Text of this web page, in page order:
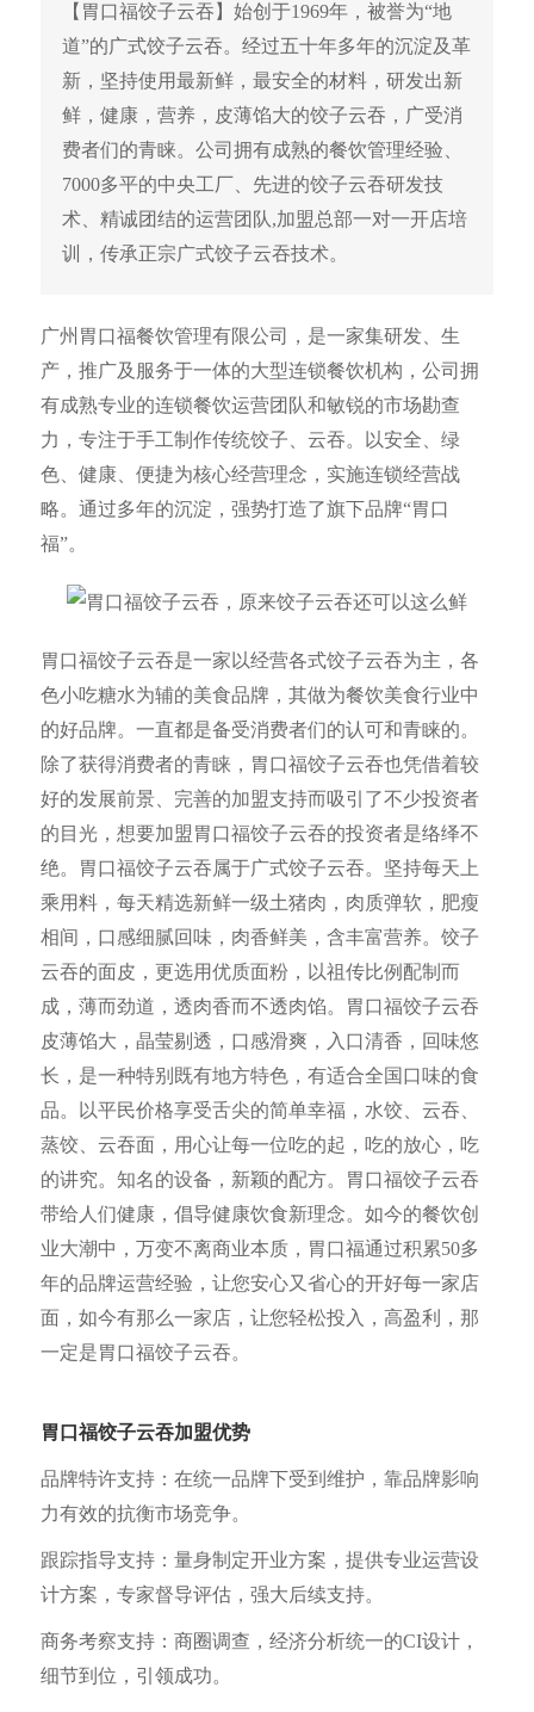
【胃口福饺子云吞】始创于1969年，被誉为“地
道”的广式饺子云吞。经过五十年多年的沉淀及革
新，坚持使用最新鲜，最安全的材料，研发出新
鲜，健康，营养，皮薄馅大的饺子云吞，广受消
费者们的青睐。公司拥有成熟的餐饮管理经验、
7000多平的中央工厂、先进的饺子云吞研发技
术、精诚团结的运营团队,加盟总部一对一开店培
训，传承正宗广式饺子云吞技术。
广州胃口福餐饮管理有限公司，是一家集研发、生
产，推广及服务于一体的大型连锁餐饮机构，公司拥
有成熟专业的连锁餐饮运营团队和敏锐的市场勘查
力，专注于手工制作传统饺子、云吞。以安全、绿
色、健康、便捷为核心经营理念，实施连锁经营战
略。通过多年的沉淀，强势打造了旗下品牌“胃口
福”。
胃口福饺子云吞是一家以经营各式饺子云吞为主，各
色小吃糖水为辅的美食品牌，其做为餐饮美食行业中
的好品牌。一直都是备受消费者们的认可和青睐的。
除了获得消费者的青睐，胃口福饺子云吞也凭借着较
好的发展前景、完善的加盟支持而吸引了不少投资者
的目光，想要加盟胃口福饺子云吞的投资者是络绎不
绝。胃口福饺子云吞属于广式饺子云吞。坚持每天上
乘用料，每天精选新鲜一级土猪肉，肉质弹软，肥瘦
相间，口感细腻回味，肉香鲜美，含丰富营养。饺子
云吞的面皮，更选用优质面粉，以祖传比例配制而
成，薄而劲道，透肉香而不透肉馅。胃口福饺子云吞
皮薄馅大，晶莹剔透，口感滑爽，入口清香，回味悠
长，是一种特别既有地方特色，有适合全国口味的食
品。以平民价格享受舌尖的简单幸福，水饺、云吞、
蒸饺、云吞面，用心让每一位吃的起，吃的放心，吃
的讲究。知名的设备，新颖的配方。胃口福饺子云吞
带给人们健康，倡导健康饮食新理念。如今的餐饮创
业大潮中，万变不离商业本质，胃口福通过积累50多
年的品牌运营经验，让您安心又省心的开好每一家店
面，如今有那么一家店，让您轻松投入，高盈利，那
一定是胃口福饺子云吞。
胃口福饺子云吞加盟优势
品牌特许支持：在统一品牌下受到维护，靠品牌影响
力有效的抗衡市场竞争。
跟踪指导支持：量身制定开业方案，提供专业运营设
计方案，专家督导评估，强大后续支持。
商务考察支持：商圈调查，经济分析统一的CI设计，
细节到位，引领成功。